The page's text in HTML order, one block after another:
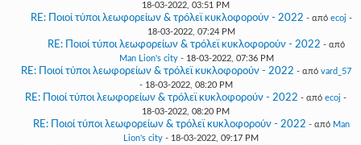
18-03-2022, 03:51 PM
RE: Ποιοί τύποι λεωφορείων & τρόλεϊ κυκλοφορούν - 2022 - από ecoj -
18-03-2022, 07:24 PM
RE: Ποιοί τύποι λεωφορείων & τρόλεϊ κυκλοφορούν - 2022 - από
Man Lion's city- 18-03-2022, 07:36 PM
RE: Ποιοί τύποι λεωφορείων & τρόλεϊ κυκλοφορούν - 2022 - από vard_57
- 18-03-2022, 08:20 PM
RE: Ποιοί τύποι λεωφορείων & τρόλεϊ κυκλοφορούν - 2022 - από ecoj -
18-03-2022, 08:20 PM
RE: Ποιοί τύποι λεωφορείων & τρόλεϊ κυκλοφορούν - 2022 - από Man
Lion's city - 18-03-2022, 09:17 PM